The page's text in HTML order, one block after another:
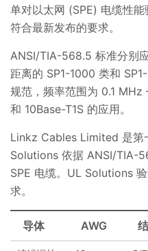
单对以太网 (SPE) 电缆性
符合最新发布的要求。
ANSI/TIA-568.5 标准分别
距离的 SP1-1000 类和
规范，频率范围为 0.1
和 10Base-T1S 的应用。
Linkz Cables Limited 是第
Solutions 依据 ANSI/TIA-
SPE 电缆。UL Solutions
求。
导体 AWG